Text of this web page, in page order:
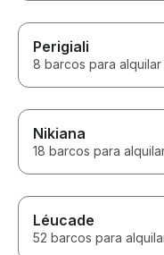
Perigiali
8 barcos para alquilar
Nikiana
18 barcos para
Léucade
52 barcos para